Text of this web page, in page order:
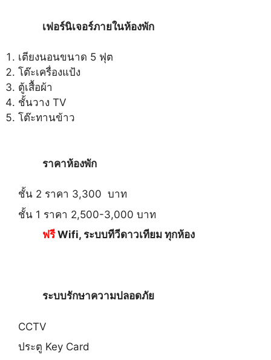
เฟอร์นิเจอร์ภายในห้องพัก
เตียงนอนขนาด 5 ฟุต
โต๊ะเครื่องแป้ง
ตู้เสื้อผ้า
ชั้นวาง TV
โต๊ะทานข้าว
ราคาห้องพัก
ชั้น 2 ราคา 3,300 บาท
ชั้น 1 ราคา 2,500-3,000 บาท
ฟรีWifi, ระบบทีวีดาวเทียม ทุกห้อง
ระบบรักษาความปลอดภัย
CCTV
ประตู Key Card